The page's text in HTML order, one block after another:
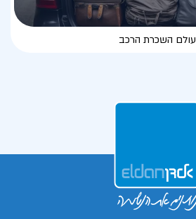
עולם השכרת הרכב